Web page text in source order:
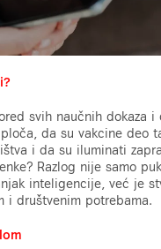
svih naučnih dokaza i
da su vakcine deo
i da su iluminati
Razlog nije samo
inteligencije, već je
i društvenim potrebama.